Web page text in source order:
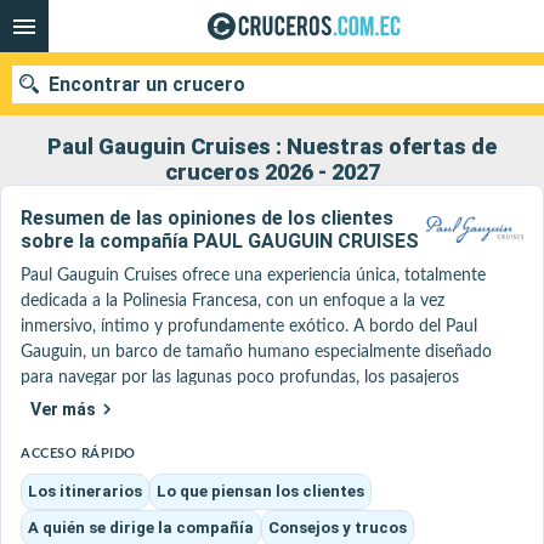
Paul Gauguin Cruises : Nuestras ofertas de
cruceros 2026 - 2027
Resumen de las opiniones de los clientes
sobre la compañía PAUL GAUGUIN CRUISES
Paul Gauguin Cruises ofrece una experiencia única, totalmente
dedicada a la Polinesia Francesa, con un enfoque a la vez
inmersivo, íntimo y profundamente exótico. A bordo del Paul
Gauguin, un barco de tamaño humano especialmente diseñado
para navegar por las lagunas poco profundas, los pasajeros
acceden a islas vírgenes y fondeaderos exclusivos, lo más cerca
barco ofrece hoy un confort modernizado al tiempo que conserva
su atmósfera elegante y acogedora.
Integrada en el grupo Ponant, la compañía se beneficia de los
mismos altos estándares en materia de servicio personalizado y
Ver más
ACCESO RÁPIDO
Los itinerarios
Lo que piensan los clientes
A quién se dirige la compañía
Consejos y trucos
Encontrar un crucero
Nuestros destinos
Fecha de salida
Puertos Compañías
Buscar